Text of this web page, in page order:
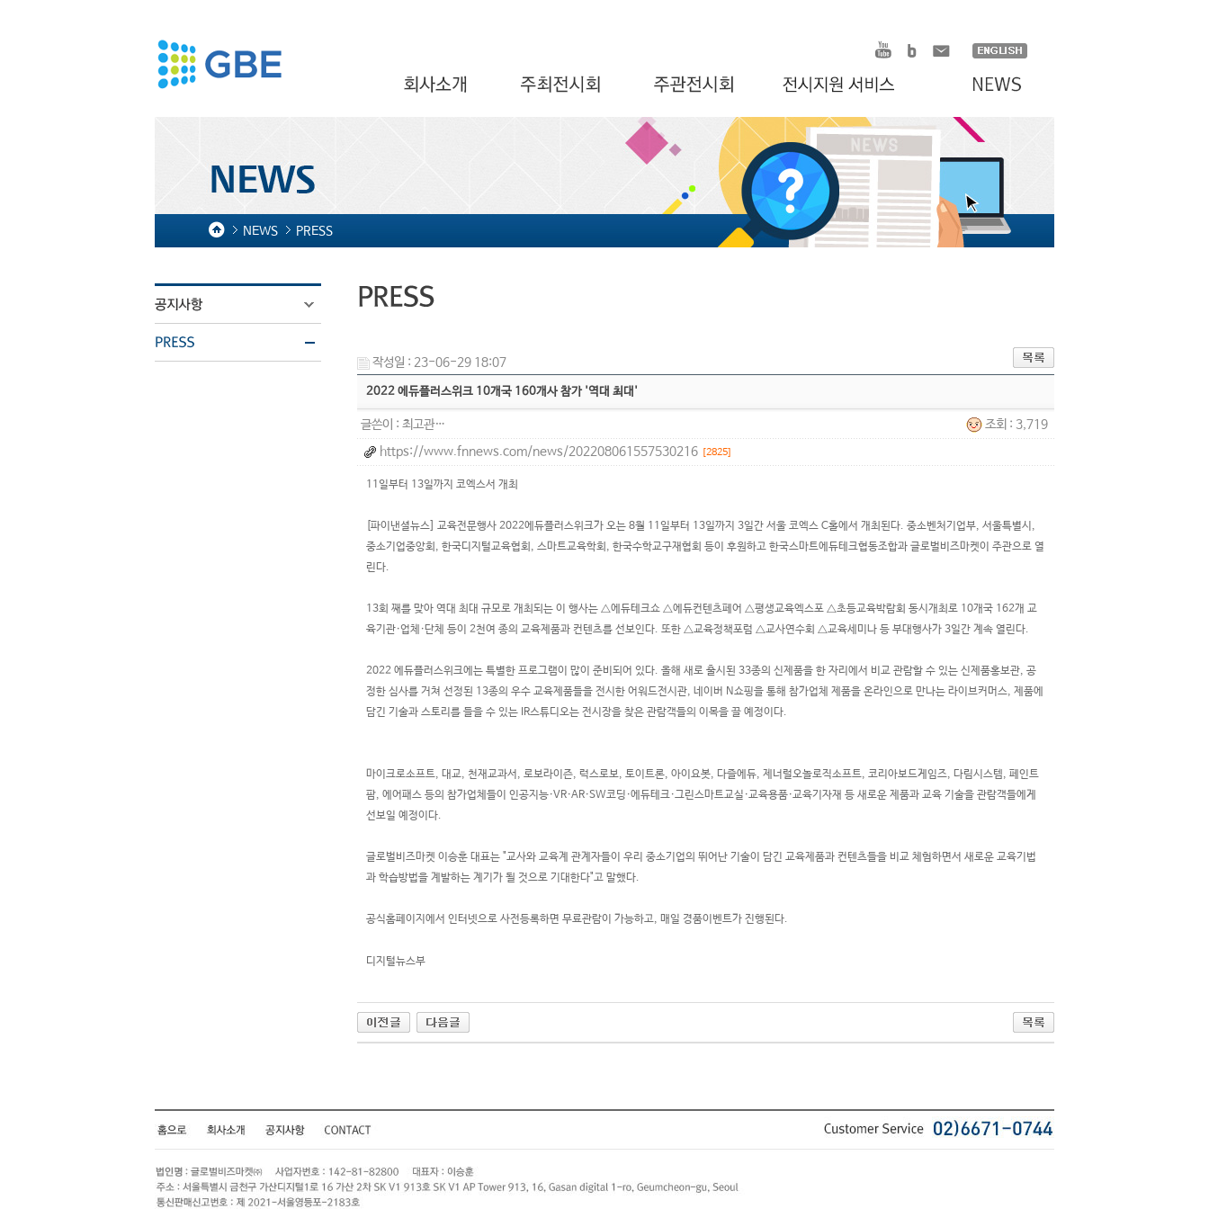
NEWS PRESS
작성일 : 23-06-29 18:07
2022 에듀플러스위크 10개국 160개사 참가 '역대 최대'
글쓴이 : 최고관…
조회 : 3,719
https://www.fnnews.com/news/202208061557530216 [2825]
11일부터 13일까지 코엑스서 개최
[파이낸셜뉴스] 교육전문행사 2022에듀플러스위크가 오는 8월 11일부터 13일까지 3일간 서울 코엑스 C홀에서 개최된다. 중소벤처기업부, 서울특별시,
중소기업중앙회, 한국디지털교육협회, 스마트교육학회, 한국수학교구재협회 등이 후원하고 한국스마트에듀테크협동조합과 글로벌비즈마켓이 주관으로 열
린다.
13회 째를 맞아 역대 최대 규모로 개최되는 이 행사는 △에듀테크쇼 △에듀컨텐츠페어 △평생교육엑스포 △초등교육박람회 동시개최로 10개국 162개 교
육기관·업체·단체 등이 2천여 종의 교육제품과 컨텐츠를 선보인다. 또한 △교육정책포럼 △교사연수회 △교육세미나 등 부대행사가 3일간 계속 열린다.
2022 에듀플러스위크에는 특별한 프로그램이 많이 준비되어 있다. 올해 새로 출시된 33종의 신제품을 한 자리에서 비교 관람할 수 있는 신제품홍보관, 공
정한 심사를 거쳐 선정된 13종의 우수 교육제품들을 전시한 어워드전시관, 네이버 N쇼핑을 통해 참가업체 제품을 온라인으로 만나는 라이브커머스, 제품에
담긴 기술과 스토리를 들을 수 있는 IR스튜디오는 전시장을 찾은 관람객들의 이목을 끌 예정이다.
마이크로소프트, 대교, 천재교과서, 로보라이즌, 럭스로보, 토이트론, 아이요봇, 다즐에듀, 제너럴오놀로직소프트, 코리아보드게임즈, 다림시스템, 페인트
팜, 에어패스 등의 참가업체들이 인공지능·VR·AR·SW코딩·에듀테크·그린스마트교실·교육용품·교육기자재 등 새로운 제품과 교육 기술을 관람객들에게
선보일 예정이다.
글로벌비즈마켓 이승훈 대표는 "교사와 교육계 관계자들이 우리 중소기업의 뛰어난 기술이 담긴 교육제품과 컨텐츠들을 비교 체험하면서 새로운 교육기법
과 학습방법을 계발하는 계기가 될 것으로 기대한다"고 말했다.
공식홈페이지에서 인터넷으로 사전등록하면 무료관람이 가능하고, 매일 경품이벤트가 진행된다.
디지털뉴스부